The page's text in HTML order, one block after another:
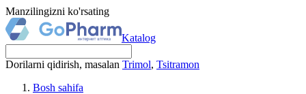
Manzilingizni ko'rsating
Katalog
Dorilarni qidirish, masalan Trimol, Tsitramon
Bosh sahifa